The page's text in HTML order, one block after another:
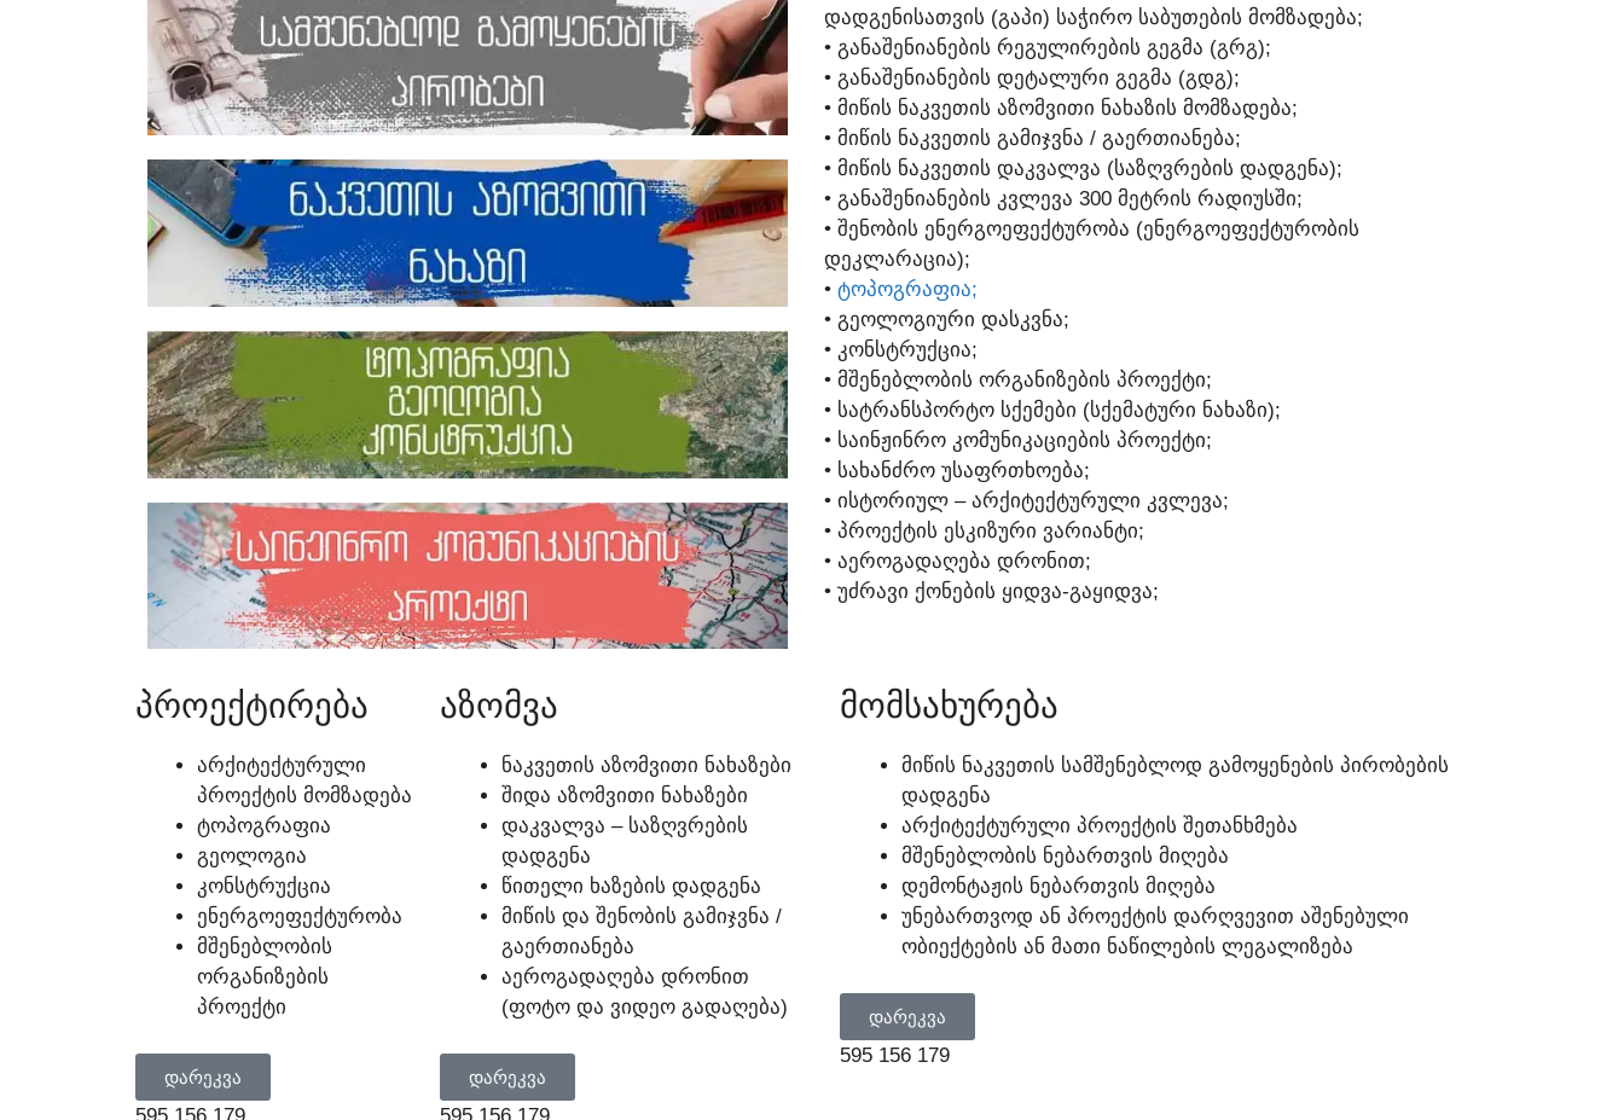
ᲓᲐᲓᲒᲔᲜᲘᲡᲐᲗᲕᲘᲡ (ᲒᲐᲞᲘ) ᲡᲐᲭᲘᲠᲝ ᲡᲐᲑᲣᲗᲔᲑᲘᲡ ᲛᲝᲛᲖᲐᲓᲔᲑᲐ;
• ᲒᲐᲜᲐᲨᲔᲜᲘᲐᲜᲔᲑᲘᲡ ᲠᲔᲒᲣᲚᲘᲠᲔᲑᲘᲡ ᲒᲔᲒᲛᲐ (ᲒᲠᲒ);
• ᲒᲐᲜᲐᲨᲔᲜᲘᲐᲜᲔᲑᲘᲡ ᲓᲔᲢᲐᲚᲣᲠᲘ ᲒᲔᲒᲛᲐ (ᲒᲓᲒ);
• ᲛᲘᲬᲘᲡ ᲜᲐᲙᲕᲔᲗᲘᲡ ᲐᲖᲝᲛᲕᲘᲗᲘ ᲜᲐᲮᲐᲖᲘᲡ ᲛᲝᲛᲖᲐᲓᲔᲑᲐ;
• ᲛᲘᲬᲘᲡ ᲜᲐᲙᲕᲔᲗᲘᲡ ᲒᲐᲛᲘᲯᲕᲜᲐ / ᲒᲐᲔᲠᲗᲘᲐᲜᲔᲑᲐ;
• ᲛᲘᲬᲘᲡ ᲜᲐᲙᲕᲔᲗᲘᲡ ᲓᲐᲙᲕᲐᲚᲕᲐ (ᲡᲐᲖᲦᲕᲠᲔᲑᲘᲡ ᲓᲐᲓᲒᲔᲜᲐ);
• ᲒᲐᲜᲐᲨᲔᲜᲘᲐᲜᲔᲑᲘᲡ ᲙᲕᲚᲔᲕᲐ 300 ᲛᲔᲢᲠᲘᲡ ᲠᲐᲓᲘᲣᲡᲨᲘ;
• ᲨᲔᲜᲝᲑᲘᲡ ᲔᲜᲔᲠᲒᲝᲔᲤᲔᲥᲢᲣᲠᲝᲑᲐ (ᲔᲜᲔᲠᲒᲝᲔᲤᲔᲥᲢᲣᲠᲝᲑᲘᲡ
ᲓᲔᲙᲚᲐᲠᲐᲪᲘᲐ);
• ᲢᲝᲞᲝᲒᲠᲐᲤᲘᲐ;
• ᲒᲔᲝᲚᲝᲒᲘᲣᲠᲘ ᲓᲐᲡᲙᲕᲜᲐ;
• ᲙᲝᲜᲡᲢᲠᲣᲥᲪᲘᲐ;
• ᲛᲨᲔᲜᲔᲑᲚᲝᲑᲘᲡ ᲝᲠᲒᲐᲜᲘᲖᲔᲑᲘᲡ ᲞᲠᲝᲔᲥᲢᲘ;
• ᲡᲐᲢᲠᲐᲜᲡᲞᲝᲠᲢᲝ ᲡᲥᲔᲛᲔᲑᲘ (ᲡᲥᲔᲛᲐᲢᲣᲠᲘ ᲜᲐᲮᲐᲖᲘ);
• ᲡᲐᲘᲜᲟᲘᲜᲠᲝ ᲙᲝᲛᲣᲜᲘᲙᲐᲪᲘᲔᲑᲘᲡ ᲞᲠᲝᲔᲥᲢᲘ;
• ᲡᲐᲮᲐᲜᲫᲠᲝ ᲣᲡᲐᲤᲠᲗᲮᲝᲔᲑᲐ;
• ᲘᲡᲢᲝᲠᲘᲣᲚ – ᲐᲠᲥᲘᲢᲔᲥᲢᲣᲠᲣᲚᲘ ᲙᲕᲚᲔᲕᲐ;
• ᲞᲠᲝᲔᲥᲢᲘᲡ ᲔᲡᲙᲘᲖᲣᲠᲘ ᲕᲐᲠᲘᲐᲜᲢᲘ;
• ᲐᲔᲠᲝᲒᲐᲓᲐᲦᲔᲑᲐ ᲓᲠᲝᲜᲘᲗ;
• ᲣᲫᲠᲐᲕᲘ ᲥᲝᲜᲔᲑᲘᲡ ᲧᲘᲓᲕᲐ-ᲒᲐᲧᲘᲓᲕᲐ;
ᲞᲠᲝᲔᲥᲢᲘᲠᲔᲑᲐ
ᲐᲠᲥᲘᲢᲔᲥᲢᲣᲠᲣᲚᲘ
ᲞᲠᲝᲔᲥᲢᲘᲡ ᲛᲝᲛᲖᲐᲓᲔᲑᲐ
ᲢᲝᲞᲝᲒᲠᲐᲤᲘᲐ
ᲒᲔᲝᲚᲝᲒᲘᲐ
ᲙᲝᲜᲡᲢᲠᲣᲥᲪᲘᲐ
ᲔᲜᲔᲠᲒᲝᲔᲤᲔᲥᲢᲣᲠᲝᲑᲐ
ᲛᲨᲔᲜᲔᲑᲚᲝᲑᲘᲡ
ᲝᲠᲒᲐᲜᲘᲖᲔᲑᲘᲡ
ᲞᲠᲝᲔᲥᲢᲘ
ᲓᲐᲠᲔᲙᲕᲐ
ᲐᲖᲝᲛᲕᲐ
ᲜᲐᲙᲕᲔᲗᲘᲡ ᲐᲖᲝᲛᲕᲘᲗᲘ ᲜᲐᲮᲐᲖᲔᲑᲘ
ᲨᲘᲓᲐ ᲐᲖᲝᲛᲕᲘᲗᲘ ᲜᲐᲮᲐᲖᲔᲑᲘ
ᲓᲐᲙᲕᲐᲚᲕᲐ – ᲡᲐᲖᲦᲕᲠᲔᲑᲘᲡ
ᲓᲐᲓᲒᲔᲜᲐ
ᲬᲘᲗᲔᲚᲘ ᲮᲐᲖᲔᲑᲘᲡ ᲓᲐᲓᲒᲔᲜᲐ
ᲛᲘᲬᲘᲡ ᲓᲐ ᲨᲔᲜᲝᲑᲘᲡ ᲒᲐᲛᲘᲯᲕᲜᲐ /
ᲒᲐᲔᲠᲗᲘᲐᲜᲔᲑᲐ
ᲐᲔᲠᲝᲒᲐᲓᲐᲦᲔᲑᲐ ᲓᲠᲝᲜᲘᲗ
(ᲤᲝᲢᲝ ᲓᲐ ᲕᲘᲓᲔᲝ ᲒᲐᲓᲐᲦᲔᲑᲐ)
ᲓᲐᲠᲔᲙᲕᲐ
ᲛᲝᲛᲡᲐᲮᲣᲠᲔᲑᲐ
ᲛᲘᲬᲘᲡ ᲜᲐᲙᲕᲔᲗᲘᲡ ᲡᲐᲛᲨᲔᲜᲔᲑᲚᲝᲓ ᲒᲐᲛᲝᲧᲔᲜᲔᲑᲘᲡ ᲞᲘᲠᲝᲑᲔᲑᲘᲡ
ᲓᲐᲓᲒᲔᲜᲐ
ᲐᲠᲥᲘᲢᲔᲥᲢᲣᲠᲣᲚᲘ ᲞᲠᲝᲔᲥᲢᲘᲡ ᲨᲔᲗᲐᲜᲮᲛᲔᲑᲐ
ᲛᲨᲔᲜᲔᲑᲚᲝᲑᲘᲡ ᲜᲔᲑᲐᲠᲗᲕᲘᲡ ᲛᲘᲦᲔᲑᲐ
ᲓᲔᲛᲝᲜᲢᲐᲟᲘᲡ ᲜᲔᲑᲐᲠᲗᲕᲘᲡ ᲛᲘᲦᲔᲑᲐ
ᲣᲜᲔᲑᲐᲠᲗᲕᲝᲓ ᲐᲜ ᲞᲠᲝᲔᲥᲢᲘᲡ ᲓᲐᲠᲦᲕᲔᲕᲘᲗ ᲐᲨᲔᲜᲔᲑᲣᲚᲘ
ᲝᲑᲘᲔᲥᲢᲔᲑᲘᲡ ᲐᲜ ᲛᲐᲗᲘ ᲜᲐᲬᲘᲚᲔᲑᲘᲡ ᲚᲔᲒᲐᲚᲘᲖᲔᲑᲐ
ᲓᲐᲠᲔᲙᲕᲐ
595 156 179